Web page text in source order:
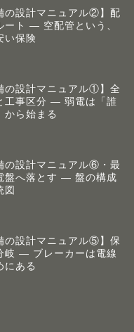
の設計マニュアル②】配
ート ― 空配管という、
い保険
の設計マニュアル①】全
工事区分 ― 弱電は「誰
から始まる
の設計マニュアル⑥・最
盤へ落とす ― 盤の構成
図
の設計マニュアル⑤】保
岐 ― ブレーカーは電線
にある